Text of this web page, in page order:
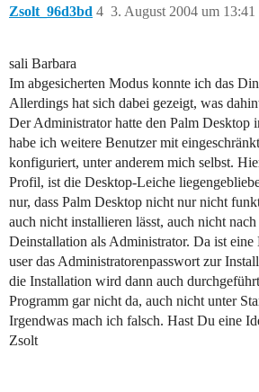
Zsolt_96d3bd 3. August 2004 um 13:41
4
sali Barbara
Im abgesicherten Modus konnte ich das
Allerdings hat sich dabei gezeigt, was
Der Administrator hatte den Palm Desktop
habe ich weitere Benutzer mit
konfiguriert, unter anderem mich selbst.
Profil, ist die Desktop-Leiche
nur, dass Palm Desktop nicht nur nicht
auch nicht installieren lässt, auch nicht
Deinstallation als Administrator. Da ist
user das Administratorenpasswort zur
die Installation wird dann auch
Programm gar nicht da, auch nicht unter
Irgendwas mach ich falsch. Hast Du eine
Zsolt